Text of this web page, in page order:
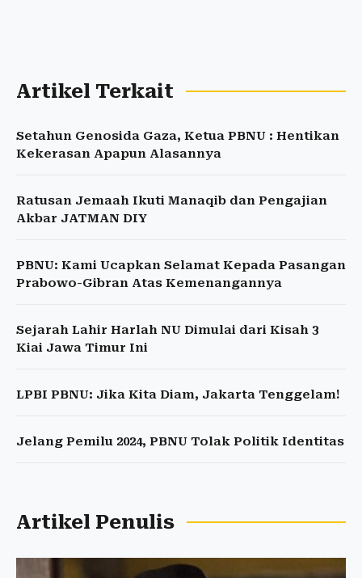
Artikel Terkait
Setahun Genosida Gaza, Ketua PBNU : Hentikan
Kekerasan Apapun Alasannya
Ratusan Jemaah Ikuti Manaqib dan Pengajian
Akbar JATMAN DIY
PBNU: Kami Ucapkan Selamat Kepada Pasangan
Prabowo-Gibran Atas Kemenangannya
Sejarah Lahir Harlah NU Dimulai dari Kisah 3
Kiai Jawa Timur Ini
LPBI PBNU: Jika Kita Diam, Jakarta Tenggelam!
Jelang Pemilu 2024, PBNU Tolak Politik Identitas
Artikel Penulis